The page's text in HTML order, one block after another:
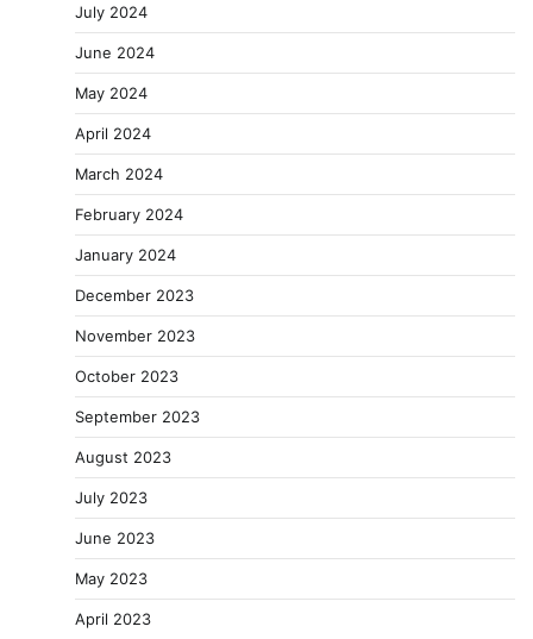
July 2024
June 2024
May 2024
April 2024
March 2024
February 2024
January 2024
December 2023
November 2023
October 2023
September 2023
August 2023
July 2023
June 2023
May 2023
April 2023